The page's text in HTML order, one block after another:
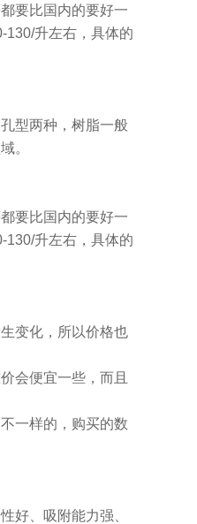
要比国内的要好一
130/升左右，具体的
型两种，树脂一般
。
要比国内的要好一
130/升左右，具体的
变化，所以价格也
会便宜一些，而且
一样的，购买的数
好、吸附能力强、